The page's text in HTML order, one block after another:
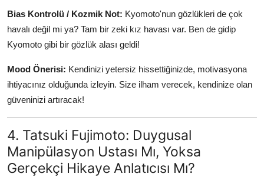
Bias Kontrolü / Kozmik Not: Kyomoto'nun gözlükleri de çok
havalı değil mi ya? Tam bir zeki kız havası var. Ben de gidip
Kyomoto gibi bir gözlük alası geldi!
Mood Önerisi: Kendinizi yetersiz hissettiğinizde, motivasyona
ihtiyacınız olduğunda izleyin. Size ilham verecek, kendinize olan
güveninizi artıracak!
4. Tatsuki Fujimoto: Duygusal
Manipülasyon Ustası Mı, Yoksa
Gerçekçi Hikaye Anlatıcısı Mı?